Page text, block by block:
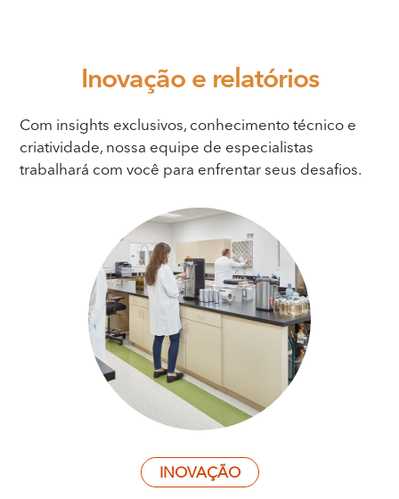
Inovaçãoe relatórios
Com insights exclusivos, conhecimento técnico e
criatividade, nossa equipe de especialistas
trabalhará com você para enfrentar seus desafios.
INOVAÇÃO